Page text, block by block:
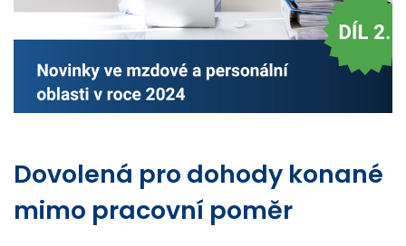
Dovolená pro dohody konané
mimo pracovní poměr